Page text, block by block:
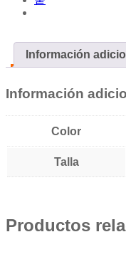
Información
Información
Color
Talla
Productos